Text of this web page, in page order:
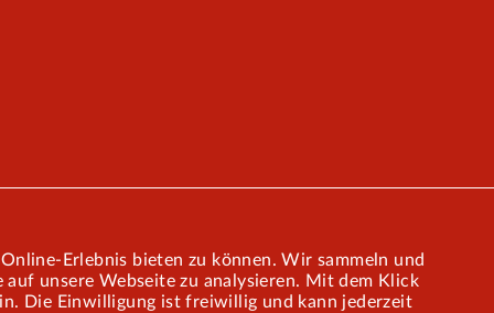
Erlebnis bieten zu können. Wir sammeln und
unsere Webseite zu analysieren. Mit dem Klick
Die Einwilligung ist freiwillig und kann jederzeit